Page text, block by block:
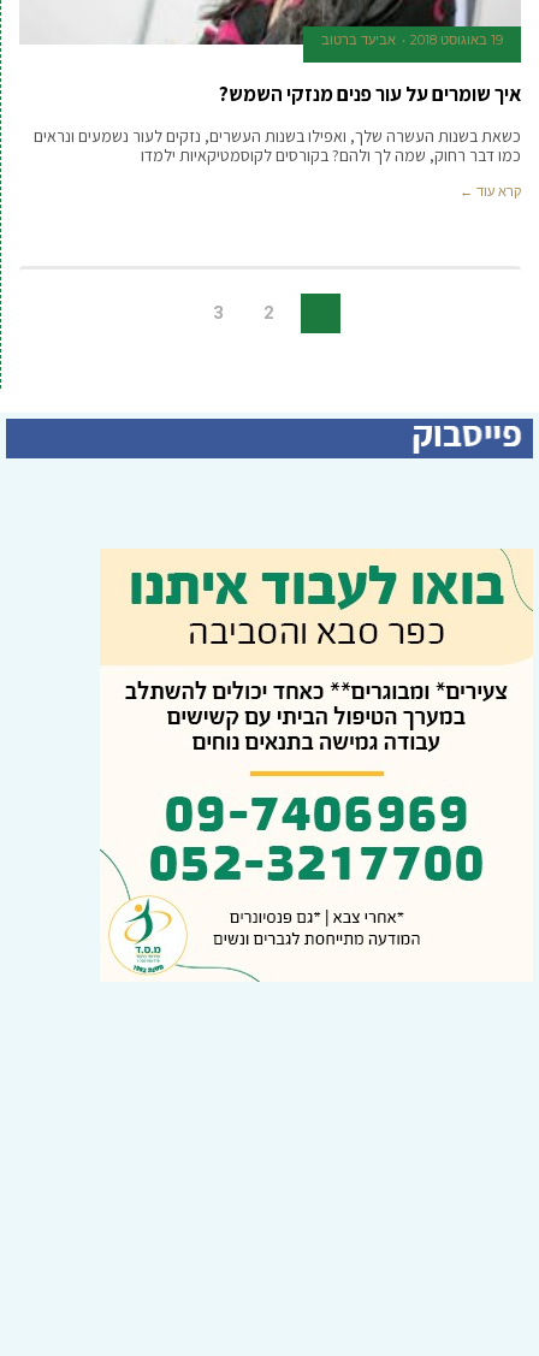
19 באוגוסט 2018 אביעד ברטוב
איך שומרים על עור פנים מנזקי השמש?
כשאת בשנות העשרה שלך, ואפילו בשנות העשרים, נזקים לעור נשמעים ונראים
כמו דבר רחוק, שמה לך ולהם? בקורסים לקוסמטיקאיות ילמדו
קרא עוד ←
2
3